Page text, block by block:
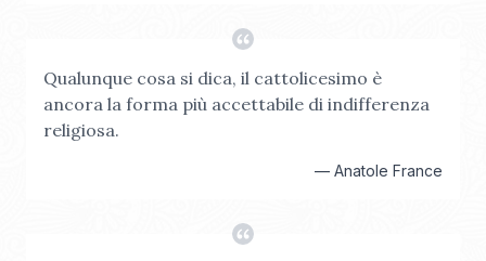
Qualunque cosa si dica, il cattolicesimo è
ancora la forma più accettabile di indifferenza
religiosa.
— Anatole France